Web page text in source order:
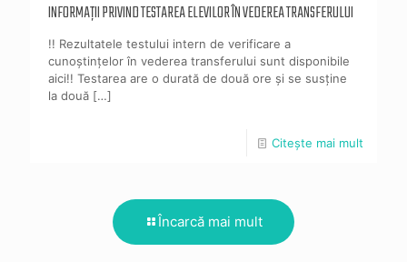
INFORMAȚII PRIVIND TESTAREA ELEVILOR ÎN VEDEREA TRANSFERULUI
!! Rezultatele testului intern de verificare a
cunoștințelor în vederea transferului sunt disponibile
aici!! Testarea are o durată de două ore și se susține
la două […]
Citește mai mult
Încarcă mai mult